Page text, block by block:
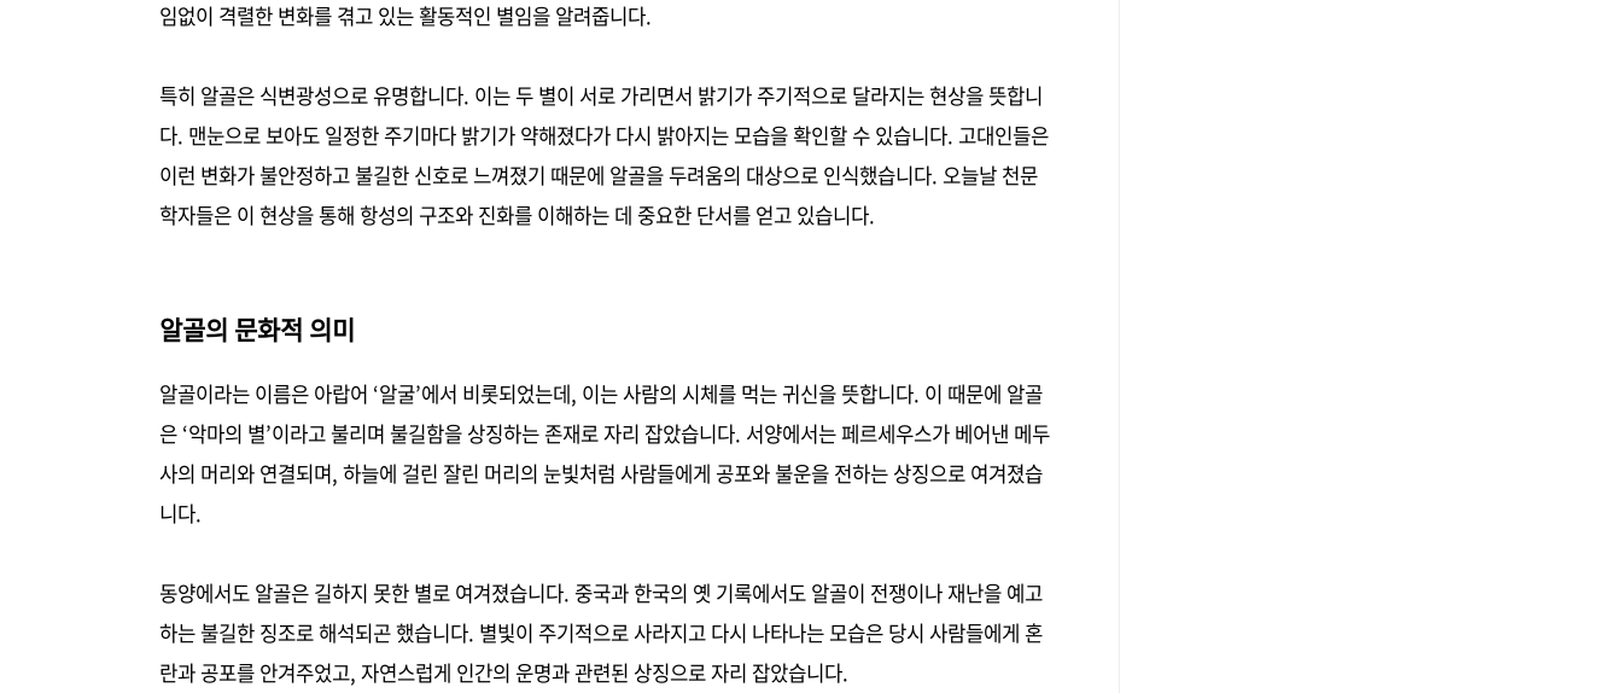
임없이 격렬한 변화를 겪고 있는 활동적인 별임을 알려줍니다.
특히 알골은 식변광성으로 유명합니다. 이는 두 별이 서로 가리면서 밝기가 주기적으로 달라지는 현상을 뜻합니
다. 맨눈으로 보아도 일정한 주기마다 밝기가 약해졌다가 다시 밝아지는 모습을 확인할 수 있습니다. 고대인들은
이런 변화가 불안정하고 불길한 신호로 느껴졌기 때문에 알골을 두려움의 대상으로 인식했습니다. 오늘날 천문
학자들은 이 현상을 통해 항성의 구조와 진화를 이해하는 데 중요한 단서를 얻고 있습니다.
알골의 문화적 의미
알골이라는 이름은 아랍어 ‘알굴’에서 비롯되었는데, 이는 사람의 시체를 먹는 귀신을 뜻합니다. 이 때문에 알골
은 ‘악마의 별’이라고 불리며 불길함을 상징하는 존재로 자리 잡았습니다. 서양에서는 페르세우스가 베어낸 메두
사의 머리와 연결되며, 하늘에 걸린 잘린 머리의 눈빛처럼 사람들에게 공포와 불운을 전하는 상징으로 여겨졌습
니다.
동양에서도 알골은 길하지 못한 별로 여겨졌습니다. 중국과 한국의 옛 기록에서도 알골이 전쟁이나 재난을 예고
하는 불길한 징조로 해석되곤 했습니다. 별빛이 주기적으로 사라지고 다시 나타나는 모습은 당시 사람들에게 혼
란과 공포를 안겨주었고, 자연스럽게 인간의 운명과 관련된 상징으로 자리 잡았습니다.